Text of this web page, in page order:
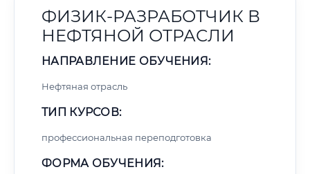
ФИЗИК-РАЗРАБОТЧИК В
НЕФТЯНОЙ ОТРАСЛИ
НАПРАВЛЕНИЕ ОБУЧЕНИЯ:
Нефтяная отрасль
ТИП КУРСОВ:
профессиональная переподготовка
ФОРМА ОБУЧЕНИЯ: